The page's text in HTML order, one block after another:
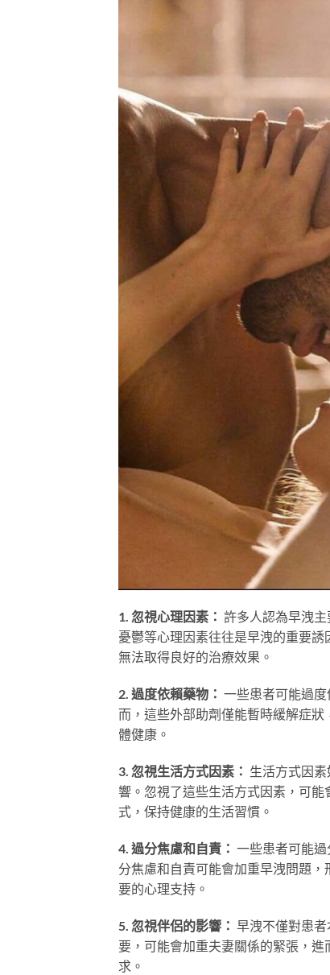
1. 忽視心理因素： 許多人認為早洩
憂鬱等心理因素往往是早洩的重要
無法取得良好的治療效果。
2. 過度依賴藥物： 一些患者可能過
而，這些外部助劑僅能暫時緩解症
體健康。
3. 忽視生活方式因素： 生活方式因
響。忽視了這些生活方式因素，可
式，保持健康的生活習慣。
4. 過分焦慮和自責： 一些患者可能
分焦慮和自責可能會加重早洩問題
要的心理支持。
5. 忽視伴侶的影響： 早洩不僅對患
要，可能會加重夫妻關係的緊張，
求。